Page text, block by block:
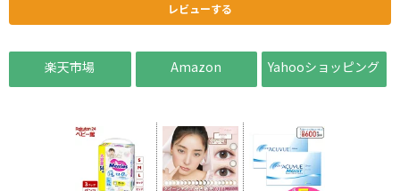
レビューする
楽天市場 Amazon Yahooショッピング